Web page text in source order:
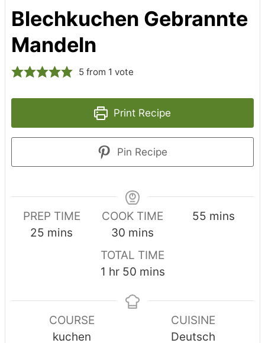
Blechkuchen Gebrannte
Mandeln
5 from 1 vote
Print Recipe
Pin Recipe
PREP TIME
25 minutes
mins
COOK TIME
30 minutes
mins
55minutes
mins
TOTAL TIME
1 hour
hr 50minutes
mins
COURSE
kuchen
CUISINE
Deutsch